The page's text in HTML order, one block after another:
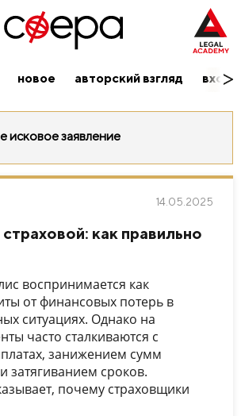
новое авторский взгляд вход/
исковое заявление
14.05.2025
как правильно
воспринимается как
от финансовых потерь в
ситуациях. Однако на
часто сталкиваются с
занижением сумм
затягиванием сроков.
почему страховщики